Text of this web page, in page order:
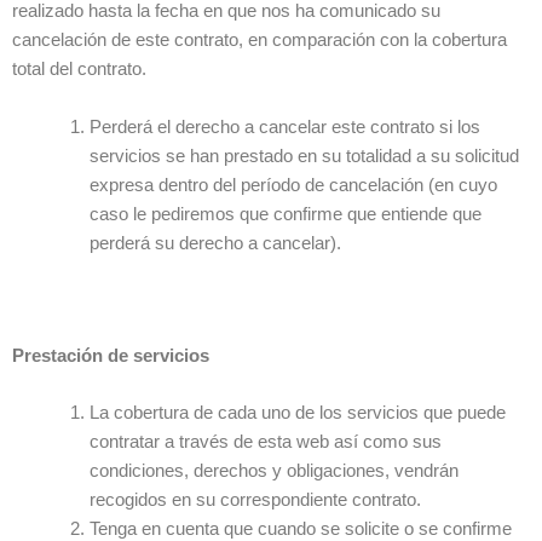
realizado hasta la fecha en que nos ha comunicado su
cancelación de este contrato, en comparación con la cobertura
total del contrato.
Perderá el derecho a cancelar este contrato si los
servicios se han prestado en su totalidad a su solicitud
expresa dentro del período de cancelación (en cuyo
caso le pediremos que confirme que entiende que
perderá su derecho a cancelar).
Prestación de servicios
La cobertura de cada uno de los servicios que puede
contratar a través de esta web así como sus
condiciones, derechos y obligaciones, vendrán
recogidos en su correspondiente contrato.
Tenga en cuenta que cuando se solicite o se confirme